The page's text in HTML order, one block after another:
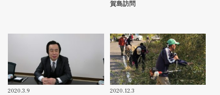
賀島訪問
2020.3.9 2020.12.3